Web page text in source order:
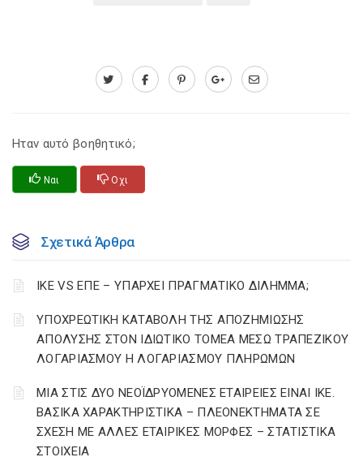
Ηταν αυτό βοηθητικό;
Ναι Οχι
Σχετικά Άρθρα
ΙΚΕ VS ΕΠΕ – ΥΠΑΡΧΕΙ ΠΡΑΓΜΑΤΙΚΟ ΔΙΛΗΜΜΑ;
YΠΟΧΡΕΩΤΙΚΗ ΚΑΤΑΒΟΛΗ ΤΗΣ ΑΠΟΖΗΜΙΩΣΗΣ
ΑΠΟΛΥΣΗΣ ΣΤΟΝ ΙΔΙΩΤΙΚΟ ΤΟΜΕΑ ΜΕΣΩ ΤΡΑΠΕΖΙΚΟΥ
ΛΟΓΑΡΙΑΣΜΟΥ Η ΛΟΓΑΡΙΑΣΜΟΥ ΠΛΗΡΩΜΩΝ
ΜΙΑ ΣΤΙΣ ΔΥΟ ΝΕΟΪΔΡΥΟΜΕΝΕΣ ΕΤΑΙΡΕΙΕΣ ΕΙΝΑΙ ΙΚΕ.
ΒΑΣΙΚΑ ΧΑΡΑΚΤΗΡΙΣΤΙΚΑ – ΠΛΕΟΝΕΚΤΗΜΑΤΑ ΣΕ
ΣΧΕΣΗ ΜΕ ΑΛΛΕΣ ΕΤΑΙΡΙΚΕΣ ΜΟΡΦΕΣ – ΣΤΑΤΙΣΤΙΚΑ
ΣΤΟΙΧΕΙΑ